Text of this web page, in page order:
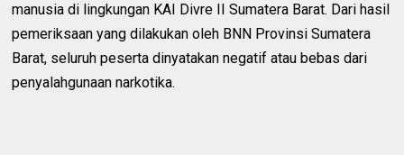
manusia di lingkungan KAI Divre II Sumatera Barat. Dari hasil
pemeriksaan yang dilakukan oleh BNN Provinsi Sumatera
Barat, seluruh peserta dinyatakan negatif atau bebas dari
penyalahgunaan narkotika.